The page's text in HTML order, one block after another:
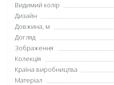
Видимий колір
Дизайн
Довжина, м
Догляд
Зображення
Колекція
Країна виробництва
Матеріал